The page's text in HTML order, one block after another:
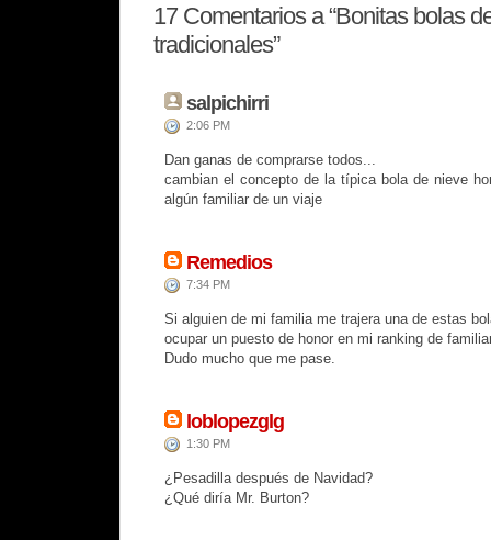
17Comentarios a “Bonitas bolas
tradicionales”
salpichirri
2:06 PM
Dan ganas de comprarse todos...
cambian el concepto de la típica bola de nieve
algún familiar de un viaje
Remedios
7:34 PM
Si alguien de mi familia me trajera una de estas
ocupar un puesto de honor en mi ranking de
Dudo mucho que me pase.
loblopezglg
1:30 PM
¿Pesadilla después de Navidad?
¿Qué diría Mr. Burton?